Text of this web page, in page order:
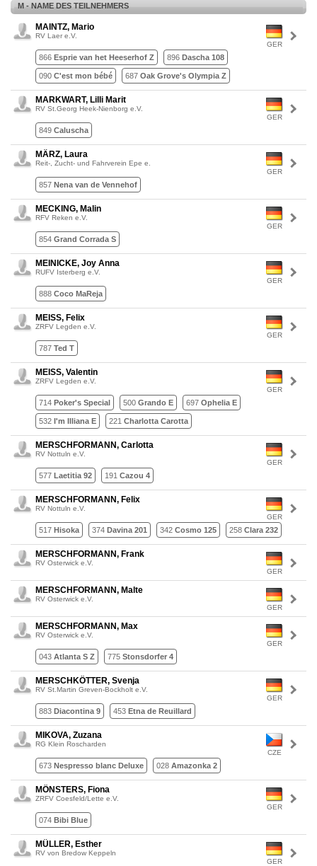
M - NAME DES TEILNEHMERS
GER
MAINTZ, Mario
RV Laer e.V.
866 Esprie van het Heeserhof Z 896 Dascha 108
090 C'est mon bébé 687 Oak Grove's Olympia Z
GER
MARKWART, Lilli Marit
RV St.Georg Heek-Nienborg e.V.
849 Caluscha
GER
MÄRZ, Laura
Reit-, Zucht- und Fahrverein Epe e.
857 Nena van de Vennehof
GER
MECKING, Malin
RFV Reken e.V.
854 Grand Corrada S
GER
MEINICKE, Joy Anna
RUFV Isterberg e.V.
888 Coco MaReja
GER
MEISS, Felix
ZRFV Legden e.V.
787 Ted T
GER
MEISS, Valentin
ZRFV Legden e.V.
714 Poker's Special 500 Grando E 697 Ophelia E
532 I'm Illiana E 221 Charlotta Carotta
GER
MERSCHFORMANN, Carlotta
RV Nottuln e.V.
577 Laetitia 92 191 Cazou 4
GER
MERSCHFORMANN, Felix
RV Nottuln e.V.
517 Hisoka 374 Davina 201 342 Cosmo 125 258 Clara 232
GER
MERSCHFORMANN, Frank
RV Osterwick e.V.
GER
MERSCHFORMANN, Malte
RV Osterwick e.V.
GER
MERSCHFORMANN, Max
RV Osterwick e.V.
043 Atlanta S Z 775 Stonsdorfer 4
GER
MERSCHKÖTTER, Svenja
RV St.Martin Greven-Bockholt e.V.
883 Diacontina 9 453 Etna de Reuillard
CZE
MIKOVA, Zuzana
RG Klein Roscharden
673 Nespresso blanc Deluxe 028 Amazonka 2
GER
MÖNSTERS, Fiona
ZRFV Coesfeld/Lette e.V.
074 Bibi Blue
GER
MÜLLER, Esther
RV von Bredow Keppeln